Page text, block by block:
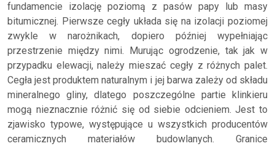
fundamencie izolację poziomą z pasów papy lub masy
bitumicznej. Pierwsze cegły układa się na izolacji poziomej
zwykle w narożnikach, dopiero później wypełniając
przestrzenie między nimi. Murując ogrodzenie, tak jak w
przypadku elewacji, należy mieszać cegły z różnych palet.
Cegła jest produktem naturalnym i jej barwa zależy od składu
mineralnego gliny, dlatego poszczególne partie klinkieru
mogą nieznacznie różnić się od siebie odcieniem. Jest to
zjawisko typowe, występujące u wszystkich producentów
ceramicznych materiałów budowlanych. Granice